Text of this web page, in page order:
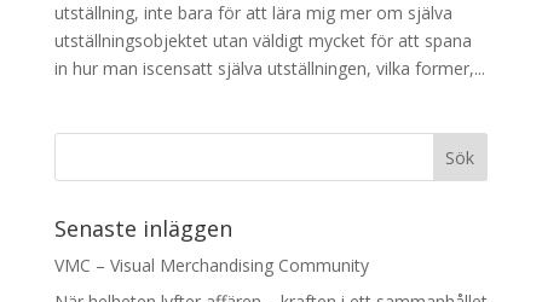
utställning, inte bara för att lära mig mer om själva
utställningsobjektet utan väldigt mycket för att spana
in hur man iscensatt själva utställningen, vilka former,...
Senaste inläggen
VMC – Visual Merchandising Community